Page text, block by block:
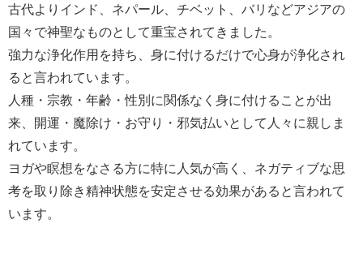
古代よりインド、ネパール、チベット、バリなどアジアの
国々で神聖なものとして重宝されてきました。
強力な浄化作用を持ち、身に付けるだけで心身が浄化され
ると言われています。
人種・宗教・年齢・性別に関係なく身に付けることが出
来、開運・魔除け・お守り・邪気払いとして人々に親しま
れています。
ヨガや瞑想をなさる方に特に人気が高く、ネガティブな思
考を取り除き精神状態を安定させる効果があると言われて
います。